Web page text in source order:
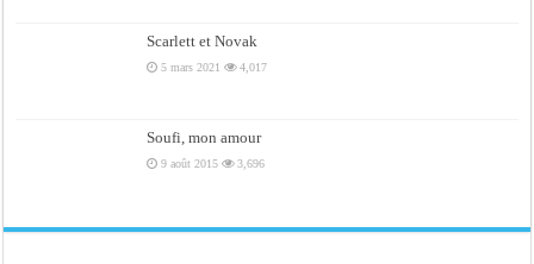
Scarlett et Novak
5 mars 2021 4,017
Soufi, mon amour
9 août 2015 3,696